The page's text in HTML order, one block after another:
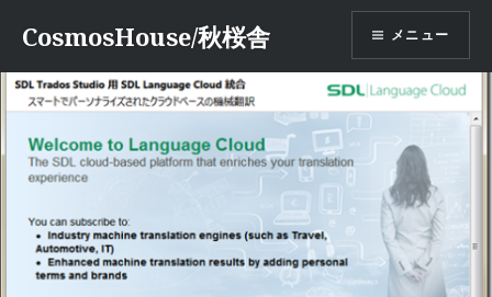
テ
ン
へ
CosmosHouse/秋桜舎 メニュー